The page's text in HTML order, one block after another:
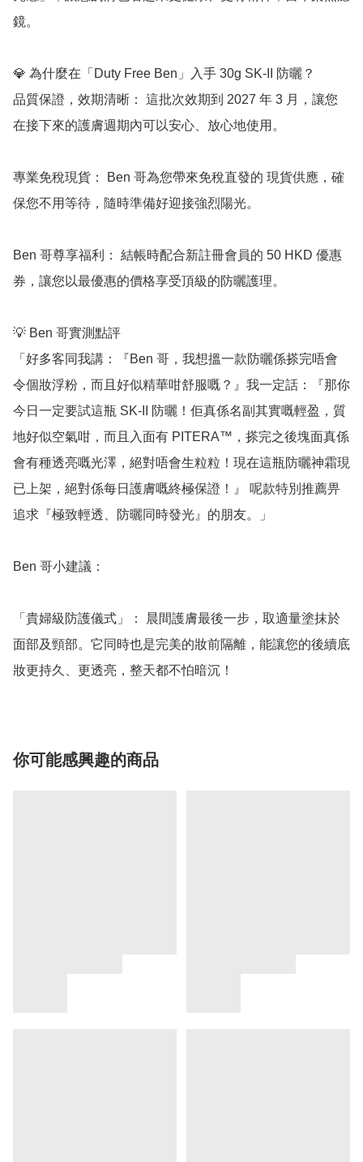
鏡。
💎 為什麼在「Duty Free Ben」入手 30g SK-II 防曬？
品質保證，效期清晰： 這批次效期到 2027 年 3 月，讓您
在接下來的護膚週期內可以安心、放心地使用。
專業免稅現貨： Ben 哥為您帶來免稅直發的 現貨供應，確
保您不用等待，隨時準備好迎接強烈陽光。
Ben 哥尊享福利： 結帳時配合新註冊會員的 50 HKD 優惠
券，讓您以最優惠的價格享受頂級的防曬護理。
💡 Ben 哥實測點評
「好多客同我講：『Ben 哥，我想搵一款防曬係搽完唔會
令個妝浮粉，而且好似精華咁舒服嘅？』我一定話：『那你
今日一定要試這瓶 SK-II 防曬！佢真係名副其實嘅輕盈，質
地好似空氣咁，而且入面有 PITERA™，搽完之後塊面真係
會有種透亮嘅光澤，絕對唔會生粒粒！現在這瓶防曬神霜現
已上架，絕對係每日護膚嘅終極保證！』 呢款特別推薦畀
追求『極致輕透、防曬同時發光』的朋友。」
Ben 哥小建議：
「貴婦級防護儀式」： 晨間護膚最後一步，取適量塗抹於
面部及頸部。它同時也是完美的妝前隔離，能讓您的後續底
妝更持久、更透亮，整天都不怕暗沉！
你可能感興趣的商品